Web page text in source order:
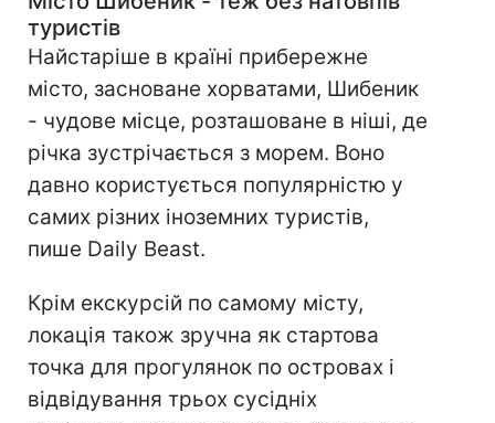
туристів
Найстаріше в країні прибережне
місто, засноване хорватами, Шибеник
- чудове місце, розташоване в ніші, де
річка зустрічається з морем. Воно
давно користується популярністю у
самих різних іноземних туристів,
пише Daily Beast.
Крім екскурсій по самому місту,
локація також зручна як стартова
точка для прогулянок по островах і
відвідування трьох сусідніх